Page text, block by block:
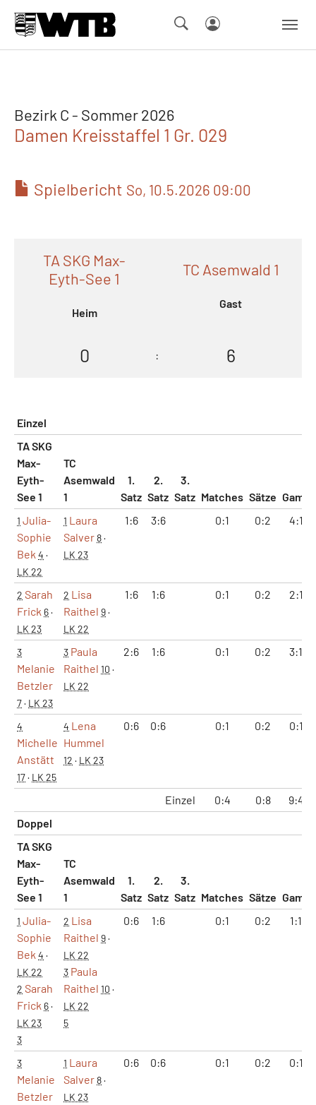
Bezirk C - Sommer 2026
Damen Kreisstaffel 1 Gr. 029
Spielbericht So, 10.5.2026 09:00
TA SKG Max-
Eyth-See 1
Heim
TC Asemwald 1
Gast
0 : 6
Einzel
TA SKG
Max-
Eyth-
See 1
TC
Asemwald
1
1.
Satz
2.
Satz
3.
Satz Matches Sätze Games
1 Julia-
Sophie
Bek 4 ·
LK 22
1 Laura
Salver8·
LK 23
1:6 3:6 0:1 0:2 4:12
2 Sarah
Frick 6·
LK 23
2 Lisa
Raithel 9·
LK 22
1:6 1:6 0:1 0:2 2:12
3
Melanie
Betzler
7· LK 23
3 Paula
Raithel 10 ·
LK 22
2:6 1:6 0:1 0:2 3:12
4
Michelle
Anstätt
17· LK 25
4 Lena
Hummel
12 · LK 23
0:6 0:6 0:1 0:2 0:12
Einzel 0:4 0:8
9:48
Doppel
TA SKG
Max-
Eyth-
See 1
TC
Asemwald
1
1.
Satz
2.
Satz
3.
Satz Matches Sätze Games
1 Julia-
Sophie
Bek 4 ·
LK 22
2 Sarah
Frick 6·
LK 23
3
2 Lisa
Raithel 9·
LK 22
3 Paula
Raithel 10 ·
LK 22
5
0:6 1:6 0:1 0:2 1:12
3
Melanie
Betzler
1 Laura
Salver8·
LK 23
0:6 0:6 0:1 0:2 0:12